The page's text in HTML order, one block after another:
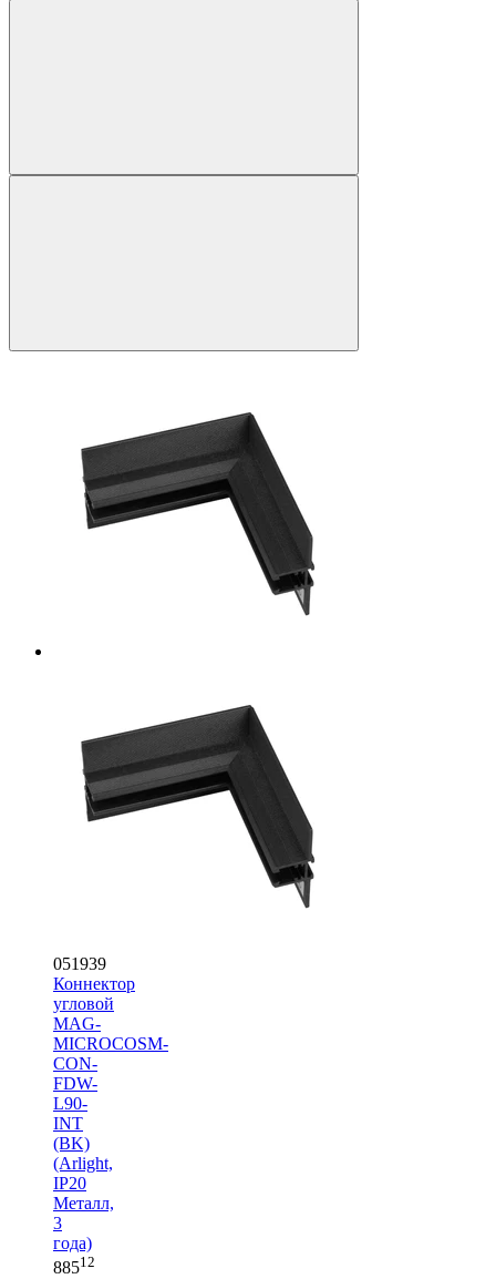
051939
Коннектор
угловой
MAG-
MICROCOSM-
CON-
FDW-
L90-
INT
(BK)
(Arlight,
IP20
Металл,
3
года)
88512